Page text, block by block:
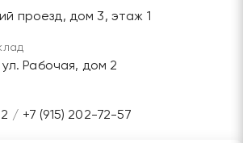
проезд, дом 3, этаж 1
ул. Рабочая, дом 2
/ +7 (915) 202-72-57